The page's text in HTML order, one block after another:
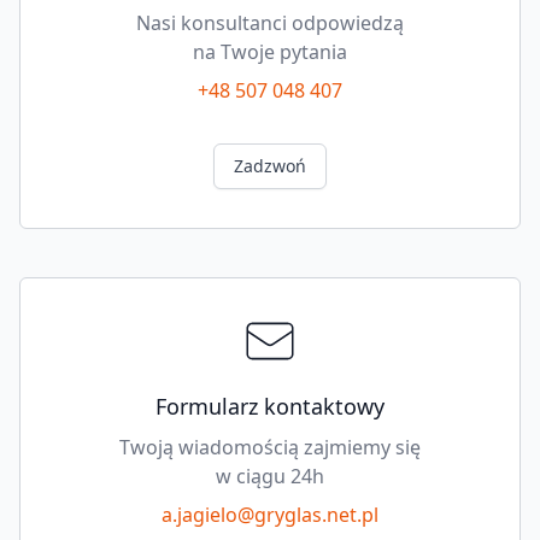
Nasi konsultanci odpowiedzą
na Twoje pytania
+48 507 048 407
Zadzwoń
Formularz kontaktowy
Twoją wiadomością zajmiemy się
w ciągu 24h
a.jagielo@gryglas.net.pl